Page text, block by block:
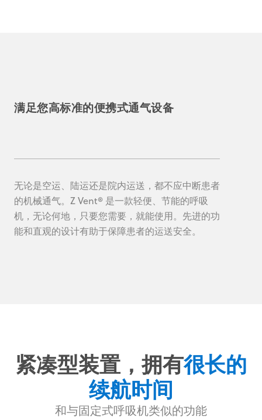
满足您高标准的便携式通气设备
无论是空运、陆运还是院内运送，都不应中断患者
的机械通气。Z Vent® 是一款轻便、节能的呼吸
机，无论何地，只要您需要，就能使用。先进的功
能和直观的设计有助于保障患者的运送安全。
紧凑型装置，拥有很长的
续航时间
和与固定式呼吸机类似的功能